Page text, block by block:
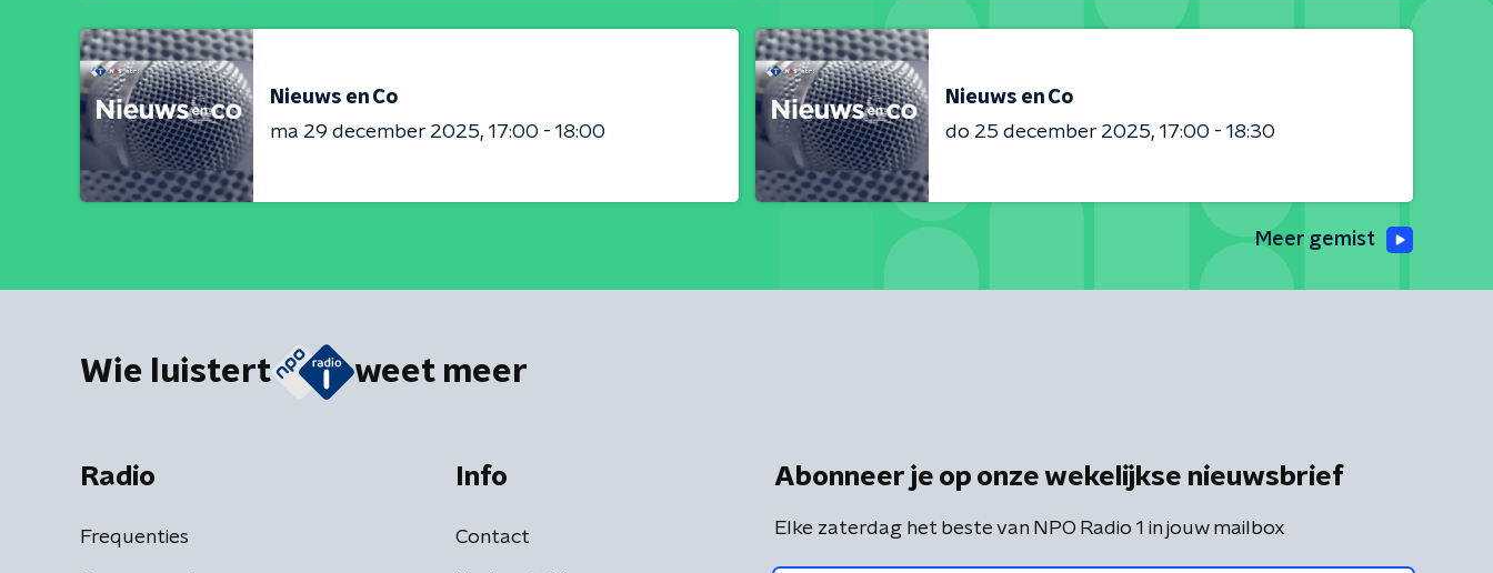
Nieuws en Co
ma 29 december 2025 17:00 - 18:00
Nieuws en Co
do 25 december 2025 17:00 - 18:30
Meer gemist
Wie luistert weet meer
Radio
Frequenties
Info
Contact
Abonneer je op onze wekelijkse nieuwsbrief
Elke zaterdag het beste van NPO Radio 1 in jouw mailbox